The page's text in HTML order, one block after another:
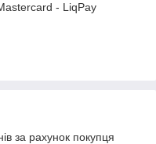
- LiqPay
за рахунок покупця